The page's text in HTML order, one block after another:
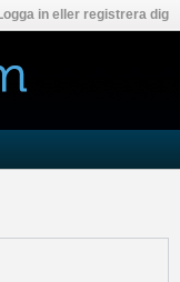
in eller registrera dig